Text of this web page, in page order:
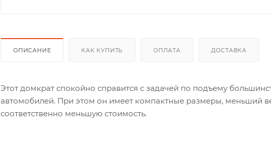
ОПИСАНИЕ КАК КУПИТЬ ОПЛАТА ДОСТАВКА
Этот домкрат спокойно справится с задачей по подъему
автомобилей. При этом он имеет компактные размеры, меньший
соответственно меньшую стоимость.